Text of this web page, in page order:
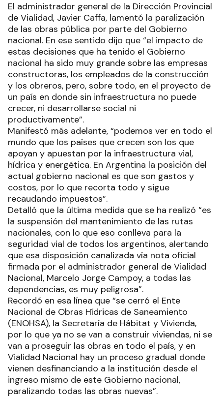
El administrador general de la Dirección Provincial
de Vialidad, Javier Caffa, lamentó la paralización
de las obras pública por parte del Gobierno
nacional. En ese sentido dijo que “el impacto de
estas decisiones que ha tenido el Gobierno
nacional ha sido muy grande sobre las empresas
constructoras, los empleados de la construcción
y los obreros, pero, sobre todo, en el proyecto de
un país en donde sin infraestructura no puede
crecer, ni desarrollarse social ni
productivamente”.
Manifestó más adelante, “podemos ver en todo el
mundo que los países que crecen son los que
apoyan y apuestan por la infraestructura vial,
hídrica y energética. En Argentina la posición del
actual gobierno nacional es que son gastos y
costos, por lo que recorta todo y sigue
recaudando impuestos”.
Detalló que la última medida que se ha realizó “es
la suspensión del mantenimiento de las rutas
nacionales, con lo que eso conlleva para la
seguridad vial de todos los argentinos, alertando
que esa disposición canalizada vía nota oficial
firmada por el administrador general de Vialidad
Nacional, Marcelo Jorge Campoy, a todas las
dependencias, es muy peligrosa”.
Recordó en esa línea que “se cerró el Ente
Nacional de Obras Hídricas de Saneamiento
(ENOHSA), la Secretaría de Hábitat y Vivienda,
por lo que ya no se van a construir viviendas, ni se
van a proseguir las obras en todo el país, y en
Vialidad Nacional hay un proceso gradual donde
vienen desfinanciando a la institución desde el
ingreso mismo de este Gobierno nacional,
paralizando todas las obras nuevas”.